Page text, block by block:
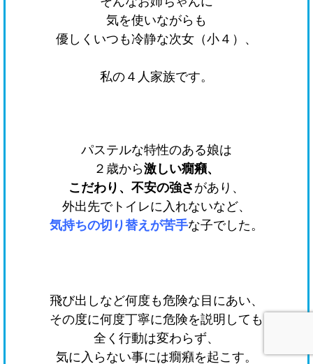
気を使いながらも
優しくいつも冷静な次女（小４）、
私の４人家族です。
パステルな特性のある娘は
２歳から激しい癇癪、
こだわり、不安の強さ があり、
外出先でトイレに入れないなど、
気持ちの切り替えが苦手な子でした。
飛び出しなど何度も危険な目にあい、
その度に何度丁寧に危険を説明しても
全く行動は変わらず、
気に入らない事には癇癪を起こす。